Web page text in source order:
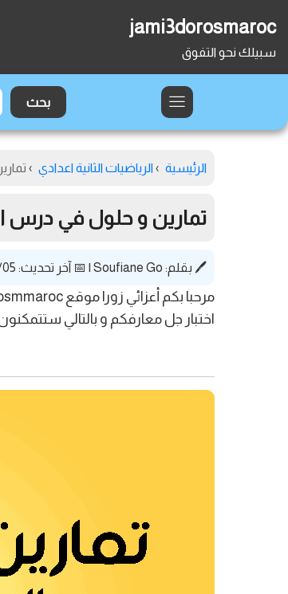
jami3dorosmaroc
سبيلك نحو التفوق
الرئيسية › الرياضيات الثانية اعدادي ›
تمارين و حلول في درس
🖊️ بقلم: Soufiane Go
| 📅 آخر تحديث: 2021/02/05
اختبار جل معارفكم و بالتالي